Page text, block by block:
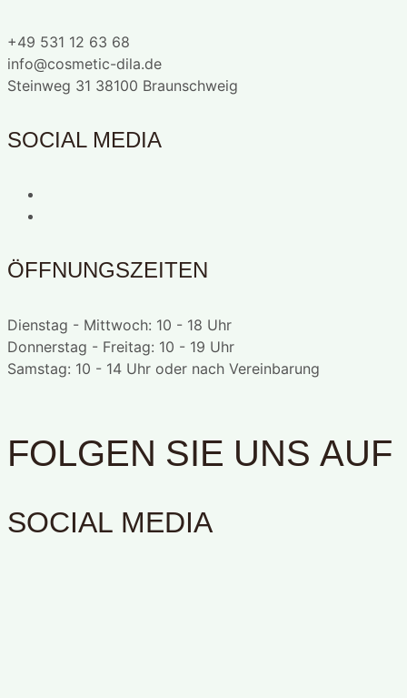
+49 531 12 63 68
info@cosmetic-dila.de
Steinweg 31 38100 Braunschweig
SOCIAL MEDIA
ÖFFNUNGSZEITEN
Dienstag - Mittwoch: 10 - 18 Uhr
Donnerstag - Freitag: 10 - 19 Uhr
Samstag: 10 - 14 Uhr oder nach Vereinbarung
FOLGEN SIE UNS AUF
SOCIAL MEDIA